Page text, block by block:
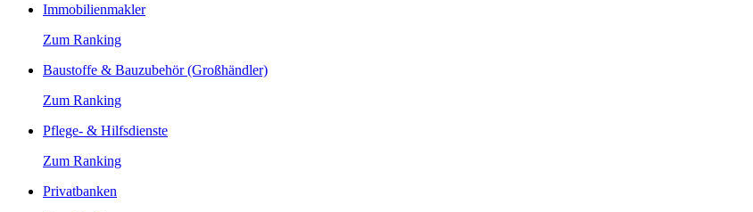
Immobilienmakler
Zum Ranking
Baustoffe & Bauzubehör (Großhändler)
Zum Ranking
Pflege- & Hilfsdienste
Zum Ranking
Privatbanken